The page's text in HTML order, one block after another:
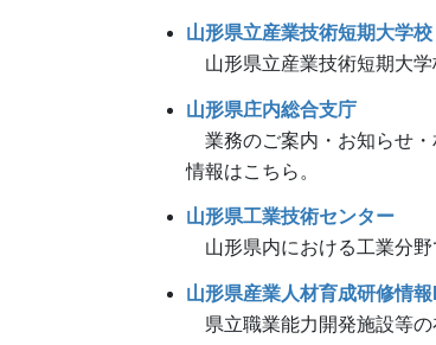
山形県立産業技術短期大学校
山形県立産業技術短期大学
山形県庄内総合支庁
業務のご案内・お知らせ・
情報はこちら。
山形県工業技術センター
山形県内における工業分野
山形県産業人材育成研修情報
県立職業能力開発施設等の